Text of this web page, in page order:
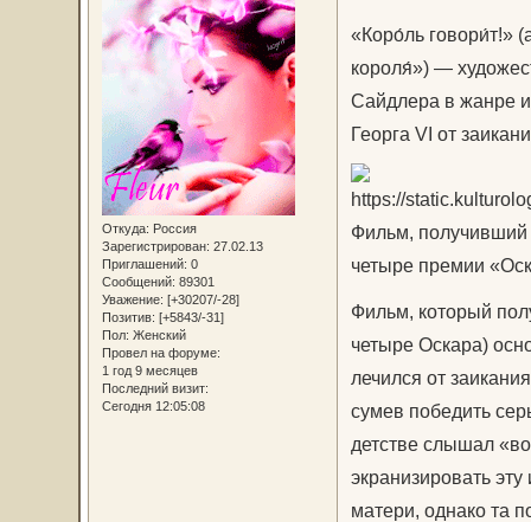
Откуда: Россия
Зарегистрирован: 27.02.13
Приглашений: 0
Сообщений: 89301
Уважение: [+30207/-28]
Позитив: [+5843/-31]
Пол: Женский
Провел на форуме:
1 год 9 месяцев
Последний визит:
Сегодня 12:05:08
«Коро́ль говори́т!»
короля́») —
Сайдлера в жанре
Георга VI от
Фильм, получивший
четыре премии
Фильм, который
четыре Оскара)
лечился от
сумев победить
детстве слышал
экранизировать
матери, однако та